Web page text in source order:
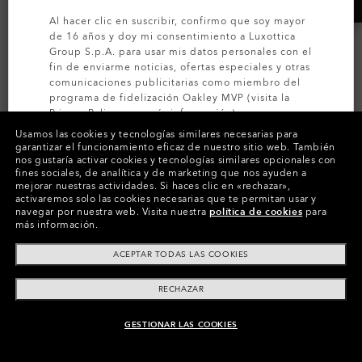
Holbrook™ Replacement
Lenses
Prizm™
17 Colores
€78.00
Frogskins® Replacement
Lenses
Prizm™
14 Colores
€78.00
Usamos las cookies y tecnologías similares necesarias para
garantizar el funcionamiento eficaz de nuestro sitio web. También
nos gustaría activar cookies y tecnologías similares opcionales con
fines sociales, de analítica y de marketing que nos ayuden a
mejorar nuestras actividades. Si haces clic en «rechazar»,
activaremos solo las cookies necesarias que te permitan usar y
navegar por nuestra web. Visita nuestra política de cookies para
más información.
ACEPTAR TODAS LAS COOKIES
RECHAZAR
GESTIONAR LAS COOKIES
Al hacer clic en suscribir, confirmo que soy mayor
de 16 años y doy mi consentimiento a Luxottica
Group S.p.A. para usar mis datos personales con el
fin de enviarme noticias, ofertas especiales y otras
comunicaciones publicitarias como miembro del
programa de fidelización Oakley MVP (visita la
Privacy Policypara más información).
SUSCRÍBETE